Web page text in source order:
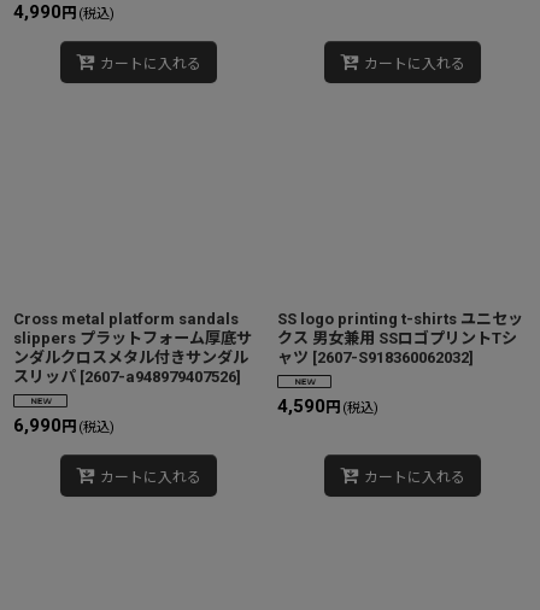
4,990 円 (税込)
カートに入れる カートに入れる
Cross metal platform sandals
slippers プラットフォーム厚底サ
ンダルクロスメタル付きサンダル
スリッパ [2607-a948979407526]
6,990 円 (税込)
カートに入れる
SS logo printing t-shirts ユニセッ
クス 男女兼用 SSロゴプリントTシ
ャツ [2607-S918360062032]
4,590 円 (税込)
カートに入れる